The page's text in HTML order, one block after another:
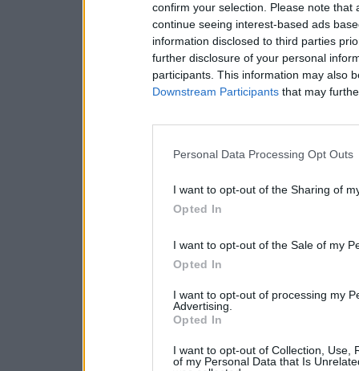
confirm your selection. Please note
continue seeing interest-based ads
information disclosed to third parties
further disclosure of your personal
participants. This information may also
Downstream Participants that may
Personal Data Processing Opt Outs
I want to opt-out of the Sharing of
Opted In
I want to opt-out of the Sale of my
Opted In
I want to opt-out of processing my
Advertising.
Opted In
I want to opt-out of Collection, Use,
of my Personal Data that Is